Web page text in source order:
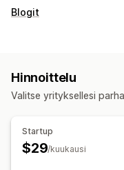
Asiakkaiden
Markkinointi ja myynti
Tekoälytiedot
Kuvalliset materiaalit ja
Lämpökartat
Blogit
Monikielisyys
Automaattinen
Avainsanaoptimointi
Hinnoittelu
Valitse yrityksellesi
Startup
$29/kuukausi